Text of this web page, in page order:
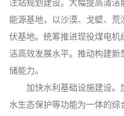
注站规划建设。大幅提高清
能源基地，以沙漠、戈壁、
伏基地。统筹推进现役煤电
洁高效发展水平。推动构建
储能力。
加快水利基础设施建设。
水生态保护等功能为一体的